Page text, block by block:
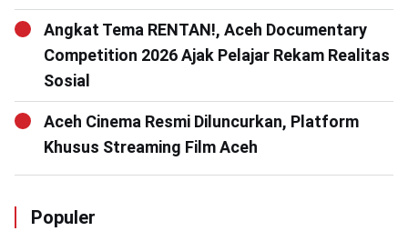
Angkat Tema RENTAN!, Aceh Documentary
Competition 2026 Ajak Pelajar Rekam Realitas
Sosial
Aceh Cinema Resmi Diluncurkan, Platform
Khusus Streaming Film Aceh
Populer